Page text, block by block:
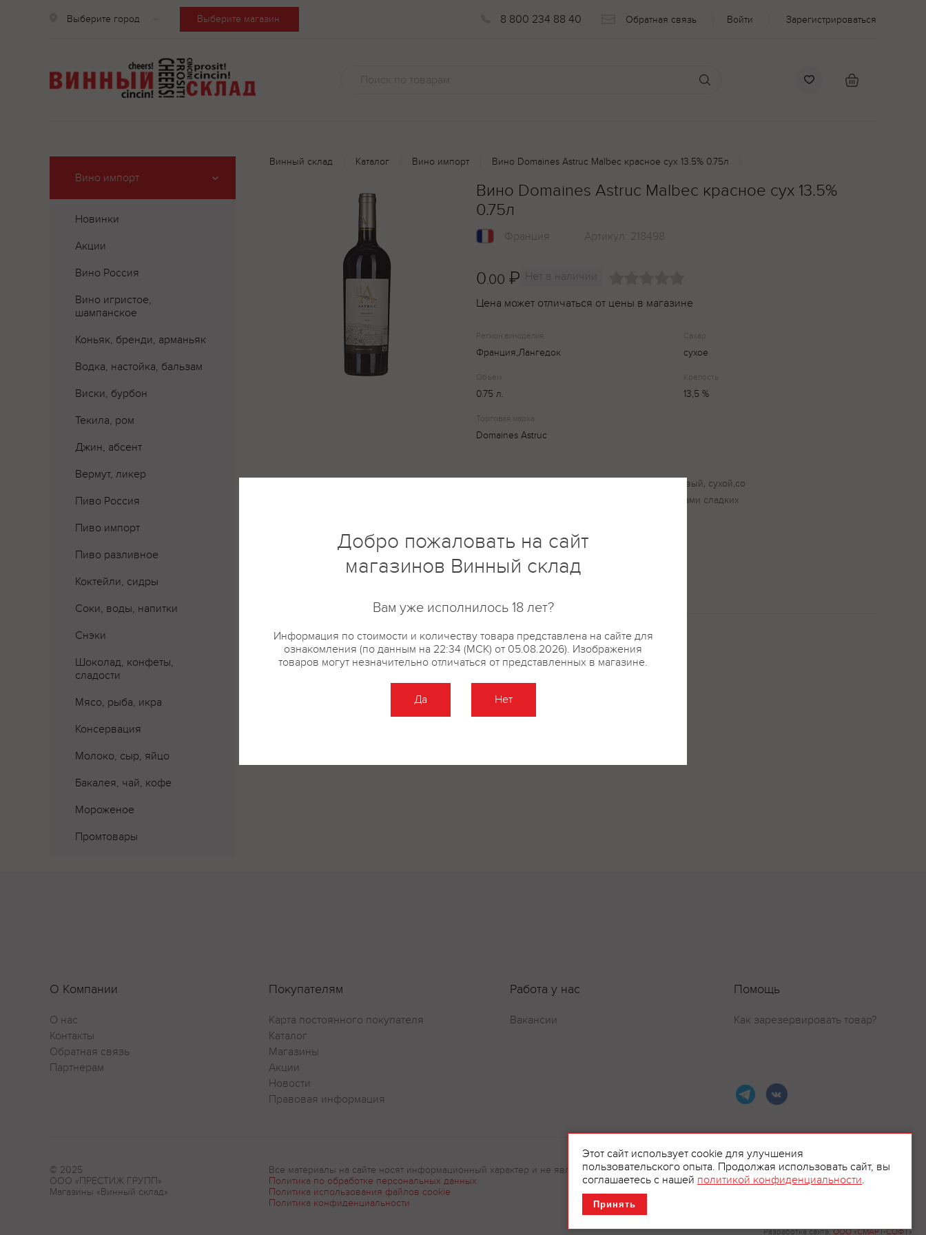
Выберите город Выберите магазин 8 800 234 88 40 Обратная связь Войти Зарегистрироваться
Вино импорт
Новинки
Акции
Вино Россия
Вино игристое,
шампанское
Коньяк, бренди, арманьяк
Водка, настойка, бальзам
Виски, бурбон
Текила, ром
Джин, абсент
Вермут, ликер
Пиво Россия
Пиво импорт
Пиво разливное
Коктейли, сидры
Соки, воды, напитки
Снэки
Шоколад, конфеты,
сладости
Мясо, рыба, икра
Консервация
Молоко, сыр, яйцо
Бакалея, чай, кофе
Мороженое
Промтовары
Винный склад Каталог Вино импорт Вино Domaines Astruc Malbec красное сух 13.5% 0.75л
Вино Domaines Astruc Malbec красное сух 13.5%
0.75л
Франция Артикул: 218498
0.00 ₽ Нет в наличии
Цена может отличаться от цены в магазине
Регион виноделия
Франция,Лангедок
Сахар
сухое
Объем
0.75 л.
Крепость
13,5 %
Торговая марка
Domaines Astruc
Вино красно фиолетового цвета. Букет фруктовый, сухой,со
средним телом с бархатистыми танинами и нотами сладких
Разработка сайта:ООО «СМАРТ-СОФТ»
О Компании
О нас
Контакты
Обратная связь
Партнерам
Покупателям
Карта постоянного покупателя
Каталог
Магазины
Акции
Новости
Правовая информация
Работа у нас
Вакансии
Помощь
Как зарезервировать товар?
© 2025
ООО «ПРЕСТИЖ ГРУПП»
Магазины «Винный склад»
Все материалы на сайте носят информационный характер и не являются рекламой.
Политика по обработке персональных данных
Политика использования файлов cookie
Политика конфиденциальности
Этот сайт использует cookie для улучшения
пользовательского опыта. Продолжая использовать сайт, вы
соглашаетесь с нашей политикой конфиденциальности.
Принять
Добро пожаловать на сайт
магазинов Винный склад
Вам уже исполнилось 18 лет?
Информация по стоимости и количеству товара представлена на сайте для
ознакомления (по данным на 22:34 (МСК) от 05.08.2026). Изображения
товаров могут незначительно отличаться от представленных в магазине.
Да Нет